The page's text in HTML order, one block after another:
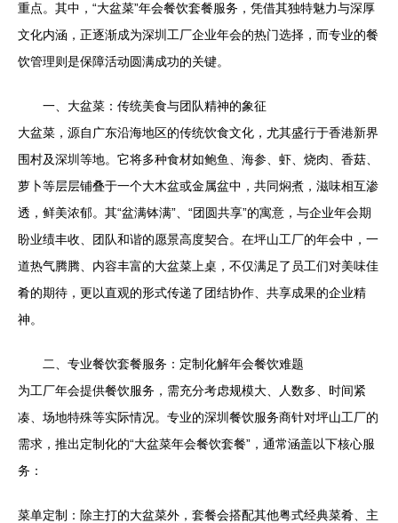
重点。其中，“大盆菜”年会餐饮套餐服务，凭借其独特魅力与深厚
文化内涵，正逐渐成为深圳工厂企业年会的热门选择，而专业的餐
饮管理则是保障活动圆满成功的关键。
一、大盆菜：传统美食与团队精神的象征
大盆菜，源自广东沿海地区的传统饮食文化，尤其盛行于香港新界
围村及深圳等地。它将多种食材如鲍鱼、海参、虾、烧肉、香菇、
萝卜等层层铺叠于一个大木盆或金属盆中，共同焖煮，滋味相互渗
透，鲜美浓郁。其“盆满钵满”、“团圆共享”的寓意，与企业年会期
盼业绩丰收、团队和谐的愿景高度契合。在坪山工厂的年会中，一
道热气腾腾、内容丰富的大盆菜上桌，不仅满足了员工们对美味佳
肴的期待，更以直观的形式传递了团结协作、共享成果的企业精
神。
二、专业餐饮套餐服务：定制化解年会餐饮难题
为工厂年会提供餐饮服务，需充分考虑规模大、人数多、时间紧
凑、场地特殊等实际情况。专业的深圳餐饮服务商针对坪山工厂的
需求，推出定制化的“大盆菜年会餐饮套餐”，通常涵盖以下核心服
务：
菜单定制：除主打的大盆菜外，套餐会搭配其他粤式经典菜肴、主